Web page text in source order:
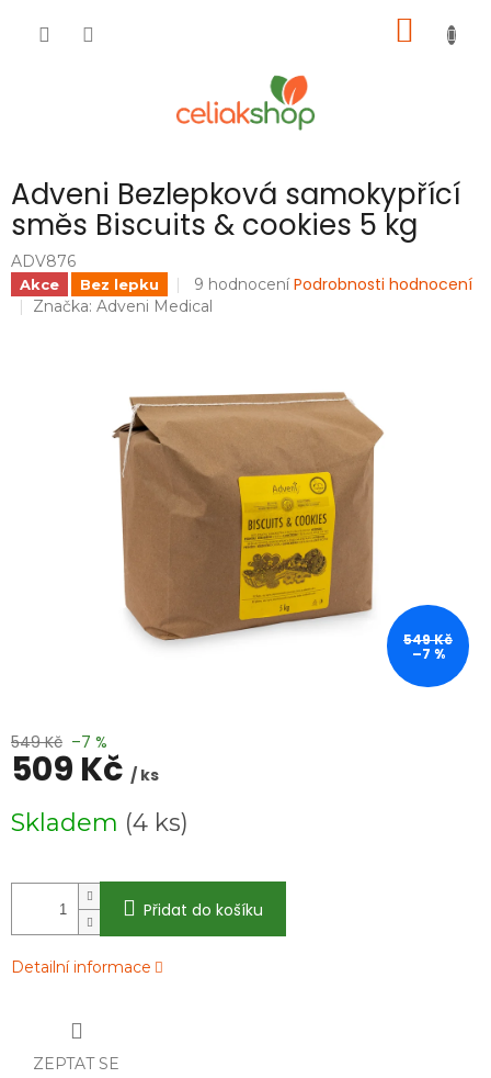
Adveni Bezlepková samokypřící
směs Biscuits & cookies 5 kg
ADV876
Akce Bez lepku
Průměrné
hodnocení
5
9 hodnocení Podrobnosti hodnocení
Značka: Adveni Medical
549 Kč
–7 %
549 Kč –7 %
509 Kč / ks
cena:
Skladem (4 ks)
Přidat do košíku
Detailní informace
ZEPTAT SE